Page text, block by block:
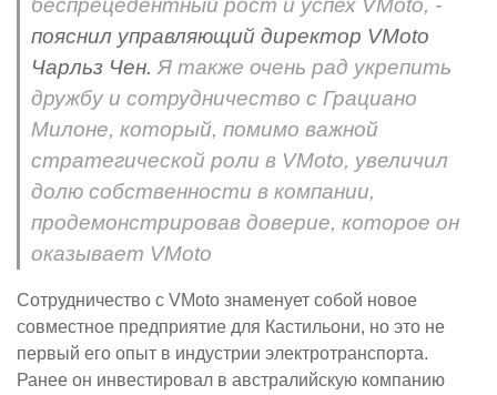
беспрецедентный рост и успех VMoto, -
пояснил управляющий директор VMoto
Чарльз Чен. Я также очень рад укрепить
дружбу и сотрудничество с Грациано
Милоне, который, помимо важной
стратегической роли в VMoto, увеличил
долю собственности в компании,
продемонстрировав доверие, которое он
оказывает VMoto
Сотрудничество с VMoto знаменует собой новое
совместное предприятие для Кастильони, но это не
первый его опыт в индустрии электротранспорта.
Ранее он инвестировал в австралийскую компанию